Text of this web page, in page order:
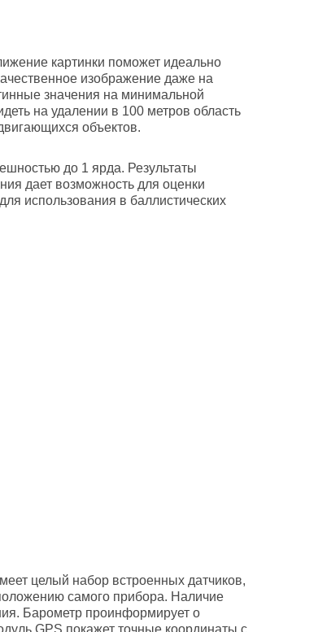
картинки поможет идеально
изображение даже на
значения на минимальной
на удалении в 100 метров область
объектов.
до 1 ярда. Результаты
дает возможность для оценки
использования в баллистических
целый набор встроенных датчиков,
самого прибора. Наличие
Барометр проинформирует о
GPS покажет точные координаты с